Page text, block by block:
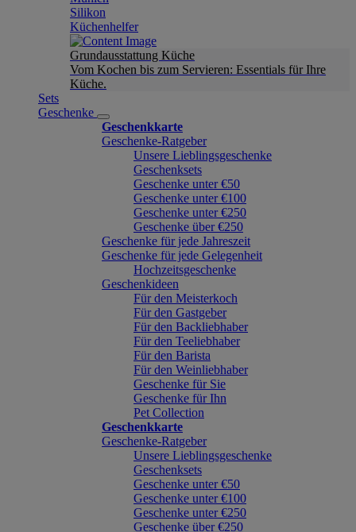
Silikon
Küchenhelfer
Grundausstattung Küche
Vom Kochen bis zum Servieren: Essentials für Ihre
Küche.
Sets
Geschenke
Geschenkkarte
Geschenke-Ratgeber
Unsere Lieblingsgeschenke
Geschenksets
Geschenke unter €50
Geschenke unter €100
Geschenke unter €250
Geschenke über €250
Geschenke für jede Jahreszeit
Geschenke für jede Gelegenheit
Hochzeitsgeschenke
Geschenkideen
Für den Meisterkoch
Für den Gastgeber
Für den Backliebhaber
Für den Teeliebhaber
Für den Barista
Für den Weinliebhaber
Geschenke für Sie
Geschenke für Ihn
Pet Collection
Geschenkkarte
Geschenke-Ratgeber
Unsere Lieblingsgeschenke
Geschenksets
Geschenke unter €50
Geschenke unter €100
Geschenke unter €250
Geschenke über €250